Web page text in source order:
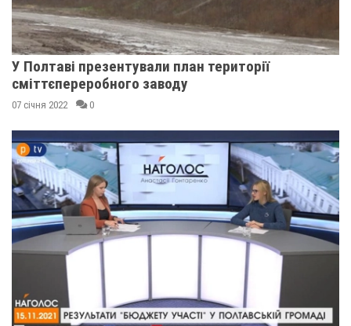
У Полтаві презентували план території
сміттєпереробного заводу
07 січня 2022 0